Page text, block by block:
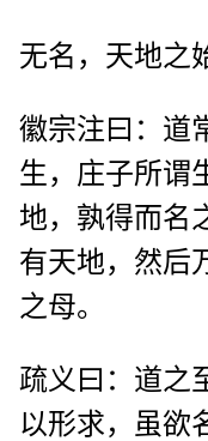
无名，天地之
徽宗注曰：道
生，庄子所谓
地，孰得而名
有天地，然后
之母。
疏义曰：道之
以形求，虽欲